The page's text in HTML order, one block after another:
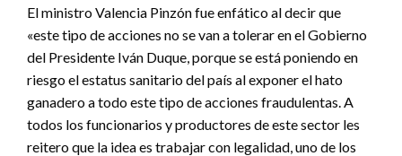
El ministro Valencia Pinzón fue enfático al decir que
«este tipo de acciones no se van a tolerar en el Gobierno
del Presidente Iván Duque, porque se está poniendo en
riesgo el estatus sanitario del país al exponer el hato
ganadero a todo este tipo de acciones fraudulentas. A
todos los funcionarios y productores de este sector les
reitero que la idea es trabajar con legalidad, uno de los